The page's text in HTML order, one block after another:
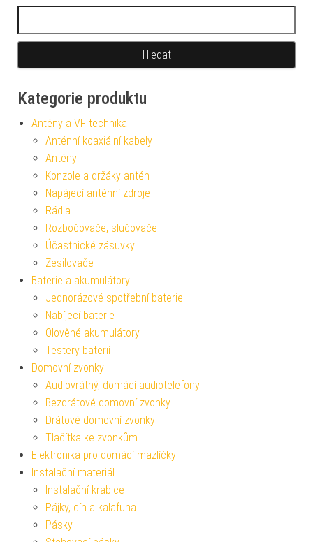
Kategorie produktu
Antény a VF technika
Anténní koaxiální kabely
Antény
Konzole a držáky antén
Napájecí anténní zdroje
Rádia
Rozbočovače, slučovače
Účastnické zásuvky
Zesilovače
Baterie a akumulátory
Jednorázové spotřební baterie
Nabíjecí baterie
Olověné akumulátory
Testery baterií
Domovní zvonky
Audiovrátný, domácí audiotelefony
Bezdrátové domovní zvonky
Drátové domovní zvonky
Tlačítka ke zvonkům
Elektronika pro domácí mazlíčky
Instalační materiál
Instalační krabice
Pájky, cín a kalafuna
Pásky